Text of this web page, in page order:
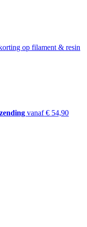
op filament & resin
vanaf € 54,90